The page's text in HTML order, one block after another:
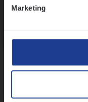
Marketing